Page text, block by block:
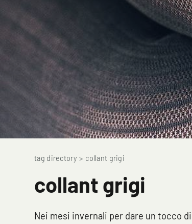
tag directory > collant grigi
collant grigi
Nei mesi invernali per dare un tocco